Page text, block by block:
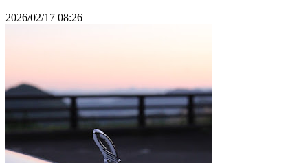
2026/02/17 08:26